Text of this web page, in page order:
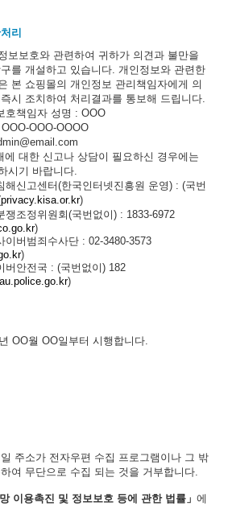
리
보보호와 관련하여 귀하가 의견과 불만을
를 개설하고 있습니다. 개인정보와 관련한
본 쇼핑몰의 개인정보 관리책임자에게 의
시 조치하여 처리결과를 통보해 드립니다.
호책임자 성명 : OOO
OOO-OOOO
에 대한 신고나 상담이 필요하신 경우에는
시기 바랍니다.
해신고센터(한국인터넷진흥원 운영) : (국번
privacy.kisa.or.kr)
쟁조정위원회(국번없이) : 1833-6972
)
이버범죄수사단 : 02-3480-3573
)
버안전국 : (국번없이) 182
)
OO월 OO일부터 시행합니다.
주소가 전자우편 수집 프로그램이나 그 밖
여 무단으로 수집 되는 것을 거부합니다.
이용촉진 및 정보보호 등에 관한 법률」 에